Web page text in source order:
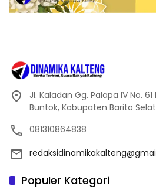
Jl. Kaladan Gg. Palapa IV No. 61
Buntok, Kabupaten Barito
081310864838
Populer Kategori